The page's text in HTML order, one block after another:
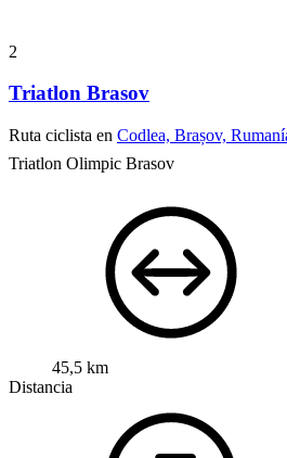
2
Triatlon Brasov
Ruta ciclista en Codlea, Brașov,
Triatlon Olimpic Brasov
45,5 km
Distancia